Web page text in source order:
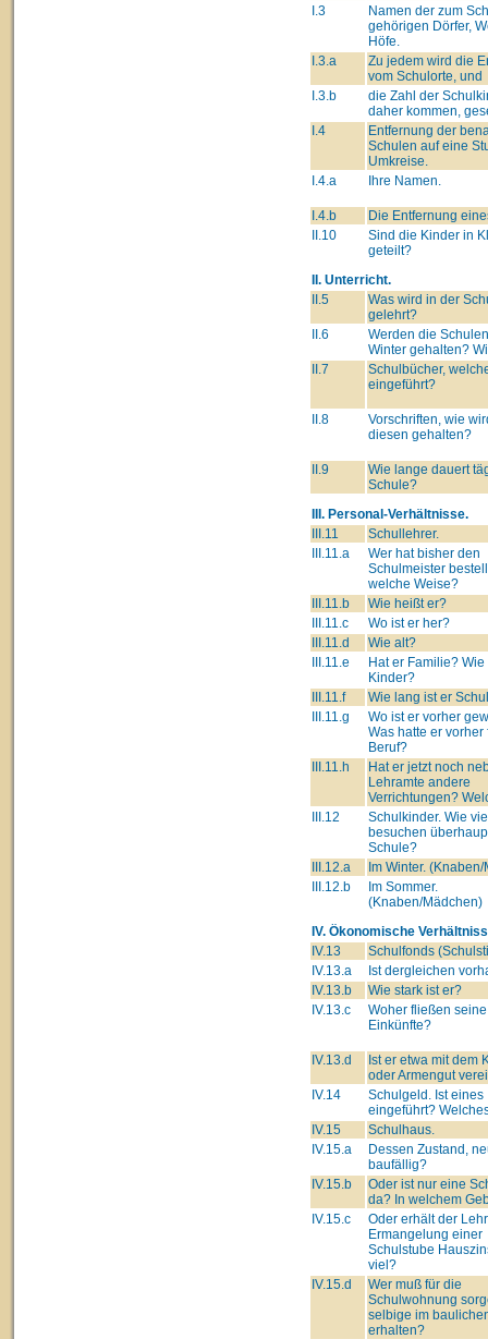
I.3
Namen der zum
gehörigen Dörfer,
Höfe.
I.3.a
Zu jedem wird die
vom Schulorte, und
I.3.b
die Zahl der
daher kommen,
I.4
Entfernung der
Schulen auf eine
Umkreise.
I.4.a
Ihre Namen.
I.4.b
Die Entfernung
II.10
Sind die Kinder in
geteilt?
II. Unterricht.
II.5
Was wird in der
gelehrt?
II.6
Werden die
Winter gehalten?
II.7
Schulbücher,
eingeführt?
II.8
Vorschriften, wie
diesen gehalten?
II.9
Wie lange dauert
Schule?
III. Personal-Verhältnisse.
III.11
Schullehrer.
III.11.a
Wer hat bisher den
Schulmeister
welche Weise?
III.11.b
Wie heißt er?
III.11.c
Wo ist er her?
III.11.d
Wie alt?
III.11.e
Hat er Familie?
Kinder?
III.11.f
Wie lang ist er
III.11.g
Wo ist er vorher
Was hatte er vorher
Beruf?
III.11.h
Hat er jetzt noch
Lehramte andere
Verrichtungen?
III.12
Schulkinder. Wie
besuchen
Schule?
III.12.a
Im Winter.
III.12.b
Im Sommer.
(Knaben/Mädchen)
IV. Ökonomische
IV.13
Schulfonds
IV.13.a
Ist dergleichen
IV.13.b
Wie stark ist er?
IV.13.c
Woher fließen seine
Einkünfte?
IV.13.d
Ist er etwa mit dem
oder Armengut
IV.14
Schulgeld. Ist eines
eingeführt?
IV.15
Schulhaus.
IV.15.a
Dessen Zustand,
baufällig?
IV.15.b
Oder ist nur eine
da? In welchem
IV.15.c
Oder erhält der
Ermangelung einer
Schulstube
viel?
IV.15.d
Wer muß für die
Schulwohnung
selbige im
erhalten?